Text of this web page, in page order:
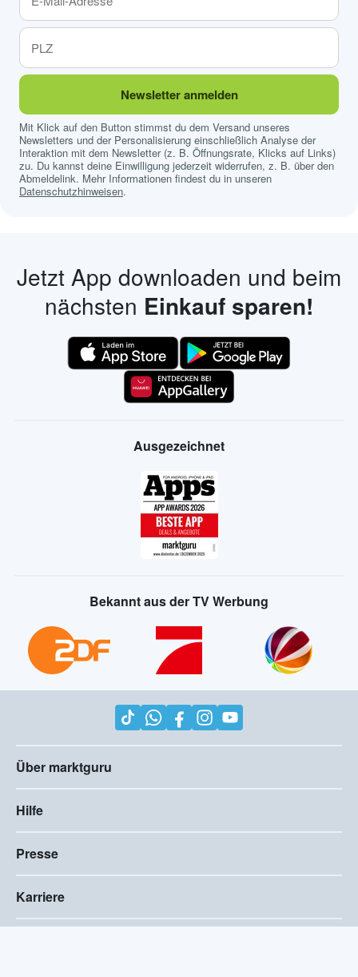
Newsletter anmelden
Mit Klick auf den Button stimmst du dem Versand unseres
Newsletters und der Personalisierung einschließlich Analyse der
Interaktion mit dem Newsletter (z. B. Öffnungsrate, Klicks auf Links)
zu. Du kannst deine Einwilligung jederzeit widerrufen, z. B. über den
Abmeldelink. Mehr Informationen findest du in unseren
Datenschutzhinweisen.
Jetzt App downloaden und beim
nächsten Einkauf sparen!
Ausgezeichnet
Bekannt aus der TV Werbung
Über marktguru
Hilfe
Presse
Karriere